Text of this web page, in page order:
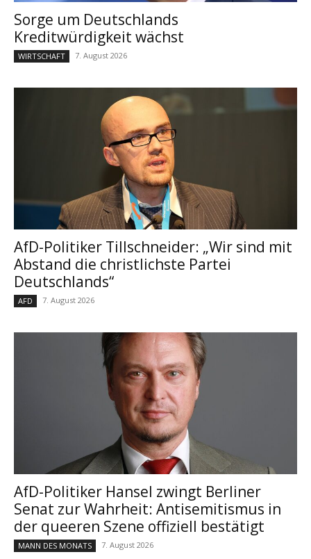
Sorge um Deutschlands
Kreditwürdigkeit wächst
WIRTSCHAFT 7. August 2026
AfD-Politiker Tillschneider: „Wir sind mit
Abstand die christlichste Partei
Deutschlands“
AFD 7. August 2026
AfD-Politiker Hansel zwingt Berliner
Senat zur Wahrheit: Antisemitismus in
der queeren Szene offiziell bestätigt
MANN DES MONATS 7. August 2026